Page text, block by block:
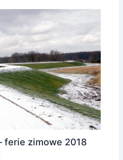
ferie zimowe 2018